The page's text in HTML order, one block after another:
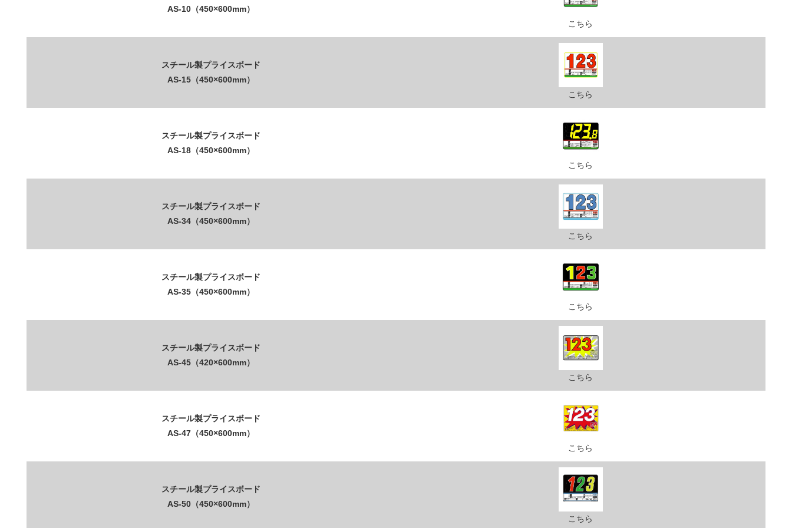
AS-10（450×600mm）
こちら
スチール製プライスボード
AS-15（450×600mm）
こちら
スチール製プライスボード
AS-18（450×600mm）
こちら
スチール製プライスボード
AS-34（450×600mm）
こちら
スチール製プライスボード
AS-35（450×600mm）
こちら
スチール製プライスボード
AS-45（420×600mm）
こちら
スチール製プライスボード
AS-47（450×600mm）
こちら
スチール製プライスボード
AS-50（450×600mm）
こちら